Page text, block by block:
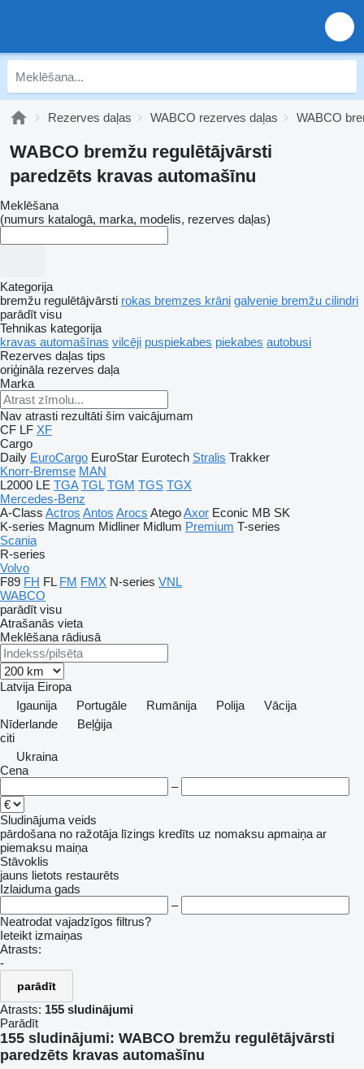
Rezerves daļas WABCO rezerves daļas WABCO
WABCO bremžu regulētājvārsti
paredzēts kravas automašīnu
Meklēšana
(numurs katalogā, marka, modelis, rezerves daļas)
Kategorija
bremžu regulētājvārsti rokas bremzes krāni galvenie bremžu cilindri
parādīt visu
Tehnikas kategorija
kravas automašīnas vilcēji puspiekabes piekabes autobusi
Rezerves daļas tips
oriģināla rezerves daļa
Marka
Nav atrasti rezultāti šim vaicājumam
CF LF XF
Cargo
Daily EuroCargo EuroStar Eurotech Stralis Trakker
Knorr-Bremse MAN
L2000 LE TGA TGL TGM TGS TGX
Mercedes-Benz
A-Class Actros Antos Arocs AtegoAxor Econic MB SK
K-series Magnum Midliner Midlum Premium T-series
Scania
R-series
Volvo
F89 FH FL FM FMX N-series VNL
WABCO
parādīt visu
Atrašanās vieta
Meklēšana rādiusā
Latvija Eiropa
Igaunija
Portugāle Rumānija Polija
Vācija
Nīderlande
Beļģija
citi
Ukraina
Cena
–
Sludinājuma veids
pārdošana no ražotāja līzings kredīts uz nomaksu apmaiņa ar
piemaksu maiņa
Stāvoklis
jauns lietots restaurēts
Izlaiduma gads
–
Neatrodat vajadzīgos filtrus?
Ieteikt izmaiņas
Atrasts:
-
parādīt
Atrasts: 155 sludinājumi
Parādīt
155 sludinājumi: WABCO bremžu regulētājvārsti
paredzēts kravas automašīnu